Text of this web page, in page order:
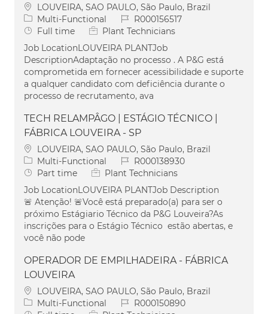
Location
LOUVEIRA, SAO PAULO, São Paulo, Brazil
Category
Multi-Functional Job IdR000156517
Job Type
Full time
Plant Technicians
Job LocationLOUVEIRA PLANTJob
DescriptionAdaptação no processo . A P&G está
comprometida em fornecer acessibilidade e suporte
a qualquer candidato com deficiência durante o
processo de recrutamento, ava
TECH RELAMPÂGO | ESTÁGIO TÉCNICO |
FÁBRICA LOUVEIRA - SP
Location
LOUVEIRA, SAO PAULO, São Paulo, Brazil
Category
Multi-Functional Job IdR000138930
Job Type
Part time
Plant Technicians
Job LocationLOUVEIRA PLANTJob Description
🚨 Atenção! 🚨Você está preparado(a) para ser o
próximo Estágiario Técnico da P&G Louveira?As
inscrições para o Estágio Técnico estão abertas, e
você não pode
OPERADOR DE EMPILHADEIRA - FÁBRICA
LOUVEIRA
Location
LOUVEIRA, SAO PAULO, São Paulo, Brazil
Category
Multi-Functional Job IdR000150890